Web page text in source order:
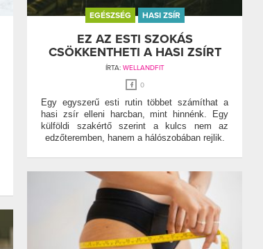
EGÉSZSÉG HASI ZSÍR
EZ AZ ESTI SZOKÁS
CSÖKKENTHETI A HASI ZSÍRT
ÍRTA: WELLANDFIT
0
Egy egyszerű esti rutin többet számíthat a
hasi zsír elleni harcban, mint hinnénk. Egy
külföldi szakértő szerint a kulcs nem az
edzőteremben, hanem a hálószobában rejlik.